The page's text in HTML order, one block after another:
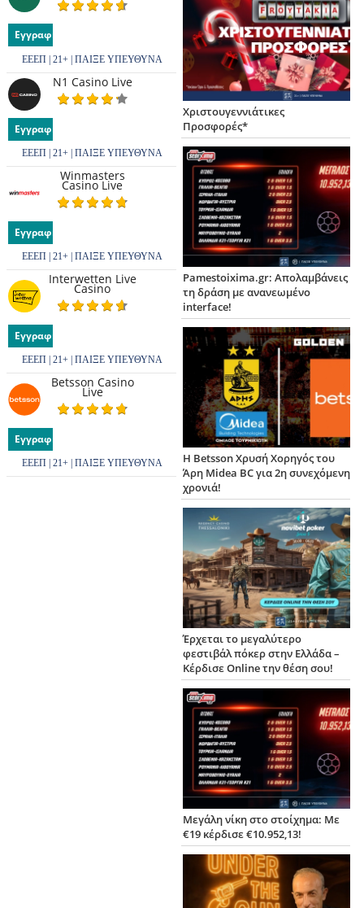
Εγγραφή
ΕΕΕΠ | 21+ | ΠΑΙΞΕ ΥΠΕΥΘΥΝΑ
N1 Casino Live
Εγγραφή
ΕΕΕΠ | 21+ | ΠΑΙΞΕ ΥΠΕΥΘΥΝΑ
Winmasters
Casino Live
Εγγραφή
ΕΕΕΠ | 21+ | ΠΑΙΞΕ ΥΠΕΥΘΥΝΑ
Interwetten Live
Casino
Εγγραφή
ΕΕΕΠ | 21+ | ΠΑΙΞΕ ΥΠΕΥΘΥΝΑ
Betsson Casino
Live
Εγγραφή
ΕΕΕΠ | 21+ | ΠΑΙΞΕ ΥΠΕΥΘΥΝΑ
Χριστουγεννιάτικες
Προσφορές*
Pamestoixima.gr: Απολαμβάνεις
τη δράση με ανανεωμένο
interface!
Η Betsson Χρυσή Χορηγός του
Άρη Midea BC για 2η συνεχόμενη
χρονιά!
Έρχεται το μεγαλύτερο
φεστιβάλ πόκερ στην Ελλάδα –
Κέρδισε Online την θέση σου!
Μεγάλη νίκη στο στοίχημα: Με
€19 κέρδισε €10.952,13!